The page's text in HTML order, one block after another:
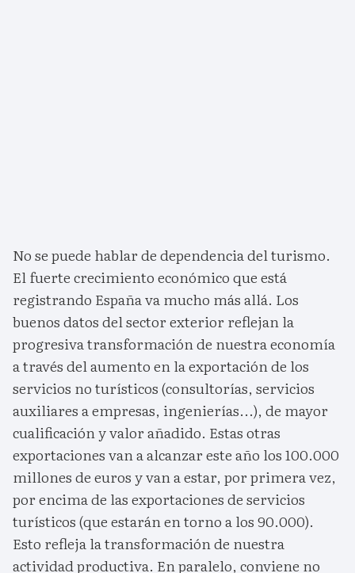
No se puede hablar de dependencia del turismo.
El fuerte crecimiento económico que está
registrando España va mucho más allá. Los
buenos datos del sector exterior reflejan la
progresiva transformación de nuestra economía
a través del aumento en la exportación de los
servicios no turísticos (consultorías, servicios
auxiliares a empresas, ingenierías...), de mayor
cualificación y valor añadido. Estas otras
exportaciones van a alcanzar este año los 100.000
millones de euros y van a estar, por primera vez,
por encima de las exportaciones de servicios
turísticos (que estarán en torno a los 90.000).
Esto refleja la transformación de nuestra
actividad productiva. En paralelo, conviene no